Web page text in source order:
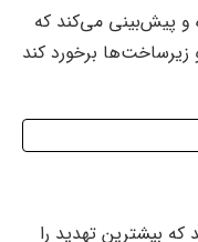
و پیش‌بینی می‌کند که
برخورد کند
بیشترین تهدید را